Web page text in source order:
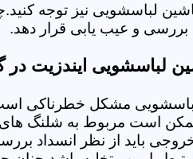
لباسشویی نیز توجه
و عیب یابی قرار دهد.
لباسشویی ایندزیت در
مشکل خطرناکی
است مربوط به شلنگ های
باید از نظر انسداد